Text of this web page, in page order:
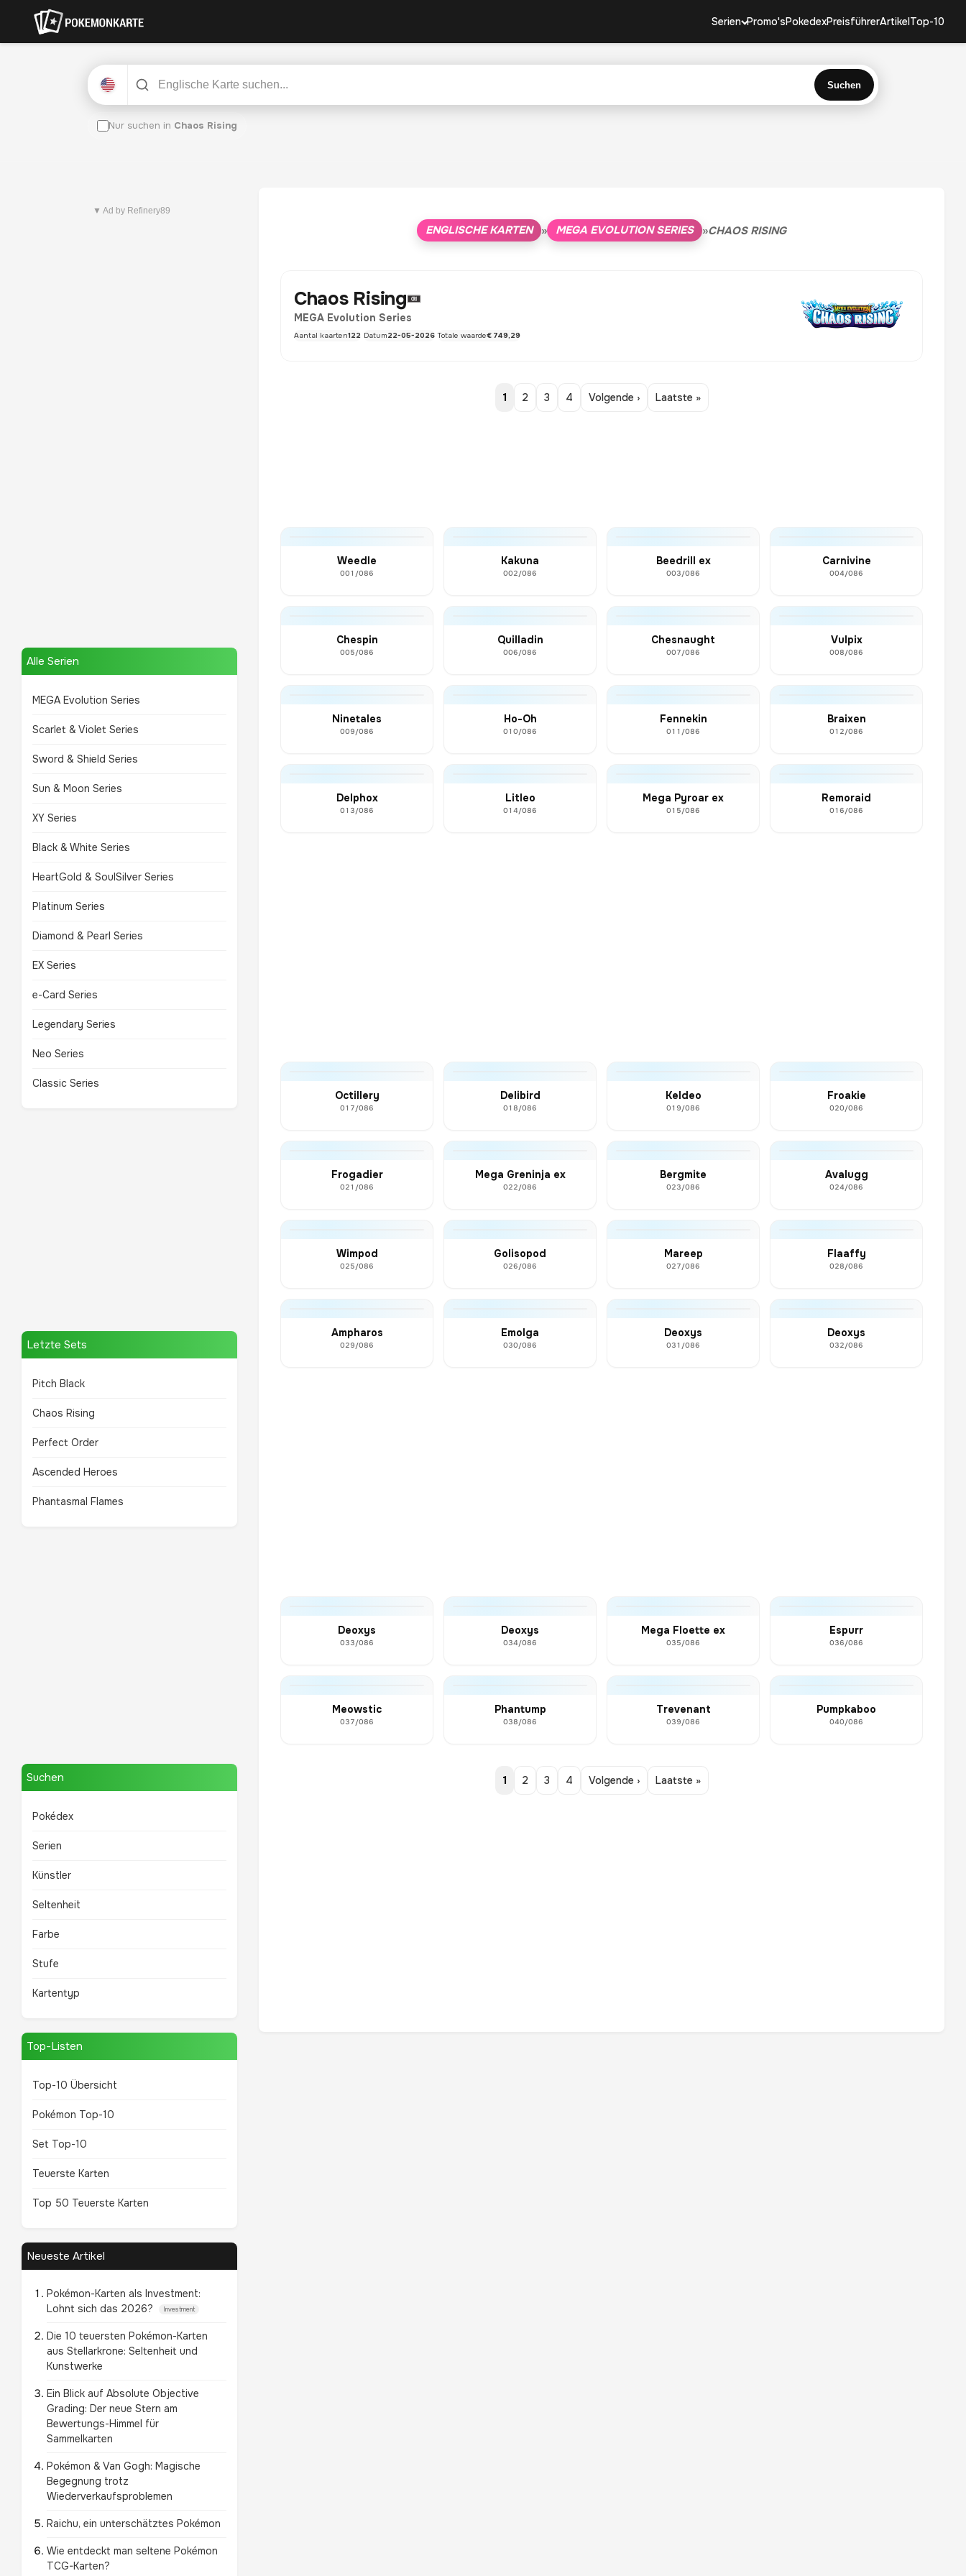
Serien Promo'sPokedexPreisführerArtikelTop-10
Suchen
Nur suchen in Chaos Rising
▼ Ad by Refinery89
Alle Serien
MEGA Evolution Series
Scarlet & Violet Series
Sword & Shield Series
Sun & Moon Series
XY Series
Black & White Series
HeartGold & SoulSilver Series
Platinum Series
Diamond & Pearl Series
EX Series
e-Card Series
Legendary Series
Neo Series
Classic Series
Letzte Sets
Pitch Black
Chaos Rising
Perfect Order
Ascended Heroes
Phantasmal Flames
TOP 10 POKÉMON
Suchen
Pokédex
Serien
Künstler
Seltenheit
Farbe
Stufe
Kartentyp
Top-Listen
Top-10 Übersicht
Pokémon Top-10
Set Top-10
Teuerste Karten
Top 50 Teuerste Karten
Neueste Artikel
Pokémon-Karten als Investment:
Lohnt sich das 2026?
Investment
Die 10 teuersten Pokémon-Karten
aus Stellarkrone: Seltenheit und
Kunstwerke
Ein Blick auf Absolute Objective
Grading: Der neue Stern am
Bewertungs-Himmel für
Sammelkarten
Pokémon & Van Gogh: Magische
Begegnung trotz
Wiederverkaufsproblemen
Raichu, ein unterschätztes Pokémon
Wie entdeckt man seltene Pokémon
TCG-Karten?
ENGLISCHE KARTEN » MEGA EVOLUTION SERIES »CHAOS RISING
Chaos Rising
MEGA Evolution Series
Aantal kaarten122 Datum22-05-2026 Totale waarde€ 749,29
1 2 3 4 Volgende › Laatste »
Weedle
001/086
Kakuna
002/086
Beedrill ex
003/086
Carnivine
004/086
Chespin
005/086
Quilladin
006/086
Chesnaught
007/086
Vulpix
008/086
Ninetales
009/086
Ho-Oh
010/086
Fennekin
011/086
Braixen
012/086
Delphox
013/086
Litleo
014/086
Mega Pyroar ex
015/086
Remoraid
016/086
Octillery
017/086
Delibird
018/086
Keldeo
019/086
Froakie
020/086
Frogadier
021/086
Mega Greninja ex
022/086
Bergmite
023/086
Avalugg
024/086
Wimpod
025/086
Golisopod
026/086
Mareep
027/086
Flaaffy
028/086
Ampharos
029/086
Emolga
030/086
Deoxys
031/086
Deoxys
032/086
Deoxys
033/086
Deoxys
034/086
Mega Floette ex
035/086
Espurr
036/086
Meowstic
037/086
Phantump
038/086
Trevenant
039/086
Pumpkaboo
040/086
1 2 3 4 Volgende › Laatste »